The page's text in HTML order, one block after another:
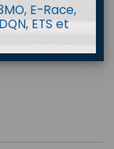
(FIA 8856-
E-Race,
ETS et